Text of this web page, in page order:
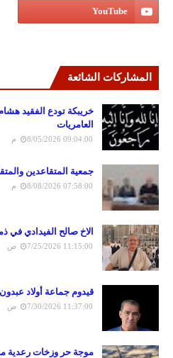
المشاركات الشائعة
خريبكة تودع الفقيد
العامريات
8/05/2026 09:04:00 م
جمعية المتقاعدين
8/08/2026 07:58:00 م
الاخ صالح الفيدادي في
7/25/2026 11:15:00 ص
قيدوم جماعة أولاد
7/30/2026 11:37:00 ص
موجة حر وزخات رعدية